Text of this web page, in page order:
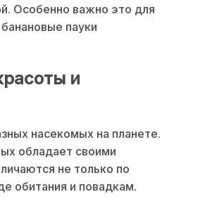
Особенно важно это для
пауки
и
насекомых на планете.
обладает своими
не только по
обитания и повадкам.